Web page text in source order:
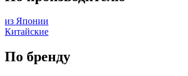
из Японии
Китайские
По бренду